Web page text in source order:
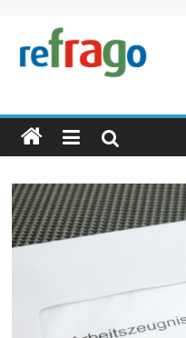
springen
refrago
Rechtsfragen
online
verständlich
erklärt
–
kostenlos